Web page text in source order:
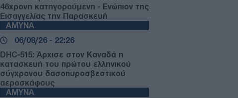
46χρονη κατηγορούμενη - Ενώπιον της
Εισαγγελίας την Παρασκευή
ΑΜΥΝΑ
06/08/26 - 22:26
DHC-515: Άρχισε στον Καναδά η
κατασκευή του πρώτου ελληνικού
σύγχρονου δασοπυροσβεστικού
αεροσκάφους
ΑΜΥΝΑ